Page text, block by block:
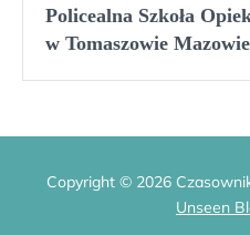
Policealna Szkoła
w Tomaszowie
Copyright © 2026
Unseen